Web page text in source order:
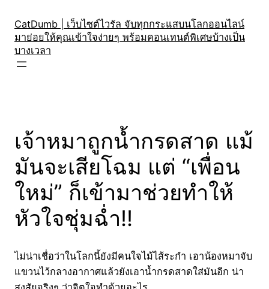
content
CatDumb | เว็บไซต์ไวรัล จับทุกกระแสบนโลกออนไลน์
มาย่อยให้คุณเข้าใจง่ายๆ พร้อมคอนเทนต์พิเศษบ้างเป็น
บางเวลา
เจ้าหมาถูกน้ำกรดสาด แม้
มันจะเสียโฉม แต่ “เพื่อน
ใหม่” ก็เข้ามาช่วยทำให้
หัวใจชุ่มฉ่ำ!!
ไม่น่าเชื่อว่าในโลกนี้ยังมีคนใจไม้ไส้ระกำ เอาน้องหมาจับ
แขวนไว้กลางอากาศแล้วยังเอาน้ำกรดสาดใส่มันอีก น่า